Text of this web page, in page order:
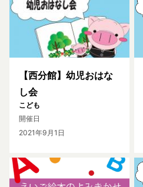
【西分館】幼児おはな
し会
こども
開催日
2021年9月1日